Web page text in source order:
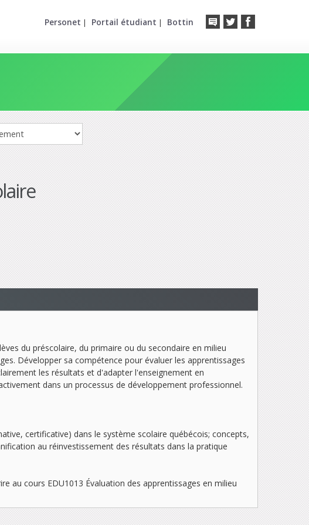
Personet | Portail étudiant | Bottin
du préscolaire, du primaire ou du secondaire en milieu
Développer sa compétence pour évaluer les apprentissages
les résultats et d'adapter l'enseignement en
dans un processus de développement professionnel.
certificative) dans le système scolaire québécois; concepts,
au réinvestissement des résultats dans la pratique
au cours EDU1013 Évaluation des apprentissages en milieu